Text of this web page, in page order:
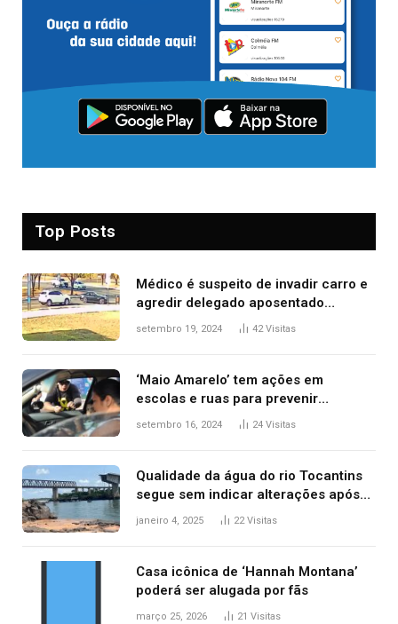
Top Posts
Médico é suspeito de invadir carro e
agredir delegado aposentado
durante confusão no trânsito
setembro 19, 2024 42Visitas
‘Maio Amarelo’ tem ações em
escolas e ruas para prevenir
acidentes no trânsito no AP
setembro 16, 2024 24 Visitas
Qualidade da água do rio Tocantins
segue sem indicar alterações após
desabamento da ponte entre MA e
janeiro 4, 2025 22Visitas
Casa icônica de ‘Hannah Montana’
poderá ser alugada por fãs
março 25, 2026 21 Visitas